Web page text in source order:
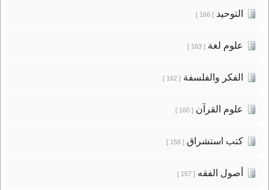
التوحيد[ 166 ]
علوم لغة[ 163 ]
الفكر والفلسفة[ 162 ]
علوم القرآن[ 160 ]
كتب استشراق[ 158 ]
أصول الفقه[ 157 ]